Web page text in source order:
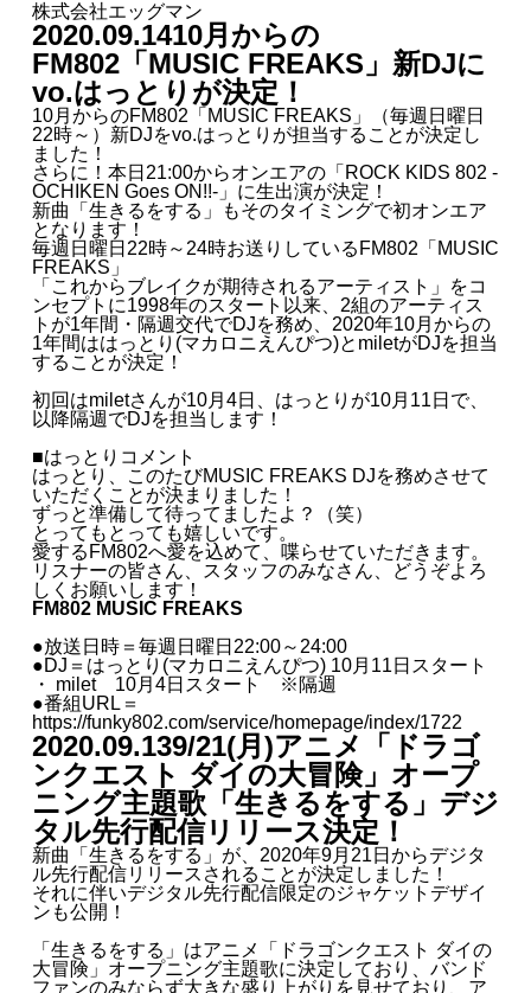
株式会社エッグマン
2020.09.1410月からの
FM802「MUSIC FREAKS」新DJに
vo.はっとりが決定！
10月からのFM802「MUSIC FREAKS」（毎週日曜日
22時～）新DJをvo.はっとりが担当することが決定し
ました！
さらに！本日21:00からオンエアの「ROCK KIDS 802 -
OCHIKEN Goes ON!!-」に生出演が決定！
新曲「生きるをする」もそのタイミングで初オンエア
となります！
毎週日曜日22時～24時お送りしているFM802「MUSIC
FREAKS」
「これからブレイクが期待されるアーティスト」をコ
ンセプトに1998年のスタート以来、2組のアーティス
トが1年間・隔週交代でDJを務め、2020年10月からの
1年間ははっとり(マカロニえんぴつ)とmiletがDJを担当
することが決定！
初回はmiletさんが10月4日、はっとりが10月11日で、
以降隔週でDJを担当します！
■はっとりコメント
はっとり、このたびMUSIC FREAKS DJを務めさせて
いただくことが決まりました！
ずっと準備して待ってましたよ？（笑）
とってもとっても嬉しいです。
愛するFM802へ愛を込めて、喋らせていただきます。
リスナーの皆さん、スタッフのみなさん、どうぞよろ
しくお願いします！
FM802 MUSIC FREAKS
●放送日時＝毎週日曜日22:00～24:00
●DJ＝はっとり(マカロニえんぴつ) 10月11日スタート
・ milet 10月4日スタート ※隔週
●番組URL＝
https://funky802.com/service/homepage/index/1722
2020.09.139/21(月)アニメ「ドラゴ
ンクエスト ダイの大冒険」オープ
ニング主題歌「生きるをする」デジ
タル先行配信リリース決定！
新曲「生きるをする」が、2020年9月21日からデジタ
ル先行配信リリースされることが決定しました！
それに伴いデジタル先行配信限定のジャケットデザイ
ンも公開！
「生きるをする」はアニメ「ドラゴンクエスト ダイの
大冒険」オープニング主題歌に決定しており、バンド
ファンのみならず大きな盛り上がりを見せており、ア